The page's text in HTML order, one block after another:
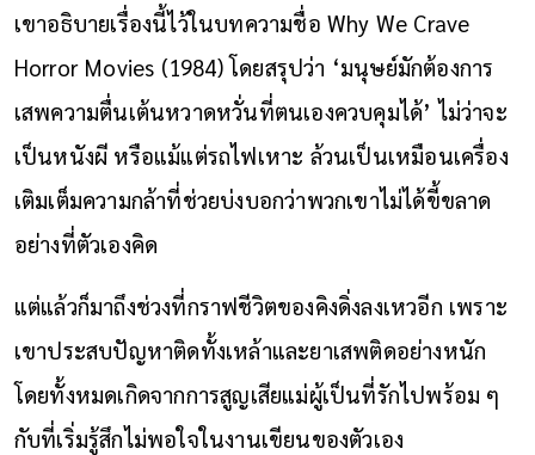
เขาอธิบายเรื่องนี้ไว้ในบทความชื่อ Why We Crave
Horror Movies (1984) โดยสรุปว่า ‘มนุษย์มักต้องการ
เสพความตื่นเต้นหวาดหวั่นที่ตนเองควบคุมได้’ ไม่ว่าจะ
เป็นหนังผี หรือแม้แต่รถไฟเหาะ ล้วนเป็นเหมือนเครื่อง
เติมเต็มความกล้าที่ช่วยบ่งบอกว่าพวกเขาไม่ได้ขี้ขลาด
อย่างที่ตัวเองคิด
แต่แล้วก็มาถึงช่วงที่กราฟชีวิตของคิงดิ่งลงเหวอีก เพราะ
เขาประสบปัญหาติดทั้งเหล้าและยาเสพติดอย่างหนัก
โดยทั้งหมดเกิดจากการสูญเสียแม่ผู้เป็นที่รักไปพร้อม ๆ
กับที่เริ่มรู้สึกไม่พอใจในงานเขียนของตัวเอง